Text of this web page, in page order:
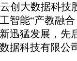
创大数据科技
智能“产教融
迅猛发展，先
据科技有限公